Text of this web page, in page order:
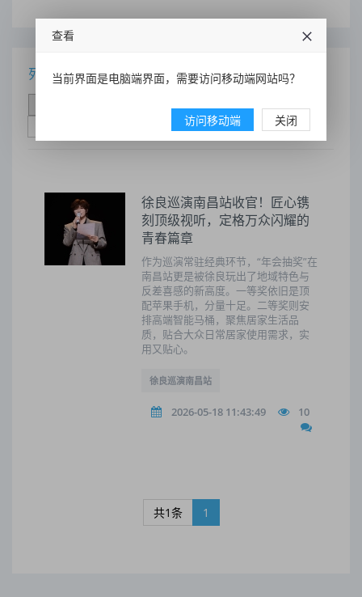
列表
徐良巡演南昌站收官！匠心镌
刻顶级视听，定格万众闪耀的
青春篇章
作为巡演常驻经典环节，“年会抽奖”在
南昌站更是被徐良玩出了地域特色与
反差喜感的新高度。一等奖依旧是顶
配苹果手机，分量十足。二等奖则安
排高端智能马桶，聚焦居家生活品
质，贴合大众日常居家使用需求，实
用又贴心。
徐良巡演南昌站
2026-05-18 11:43:49 10
共1条 1
查看
当前界面是电脑端界面，需要访问移动端网站吗？
访问移动端 关闭